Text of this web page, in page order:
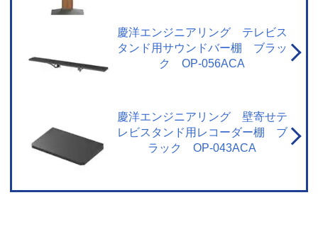
の情報からメーカーが利用者個人を特定することはありません 。※ レグザプ
が収集した本機や本機に接続された機器に関する情報は、サーバーから消去
されます。ネットワークに接続されていない場合には、次にネットワークに
接続した際にサーバーから消去されます。※ メーカーが提供するネットワー
クサービスは予告なく休止、終了、または内容を変更する場合があります。
ネットへの接続が必要です。・ インターネットの接続には、通信事業者やプ
ロバイダー（インターネット接続業者）との契約が必要です。
慶洋エンジニアリング テレビス
タンド用サウンドバー棚 ブラッ
ク OP-056ACA
慶洋エンジニアリング 壁寄せテ
レビスタンド用レコーダー棚 ブ
ラック OP-043ACA